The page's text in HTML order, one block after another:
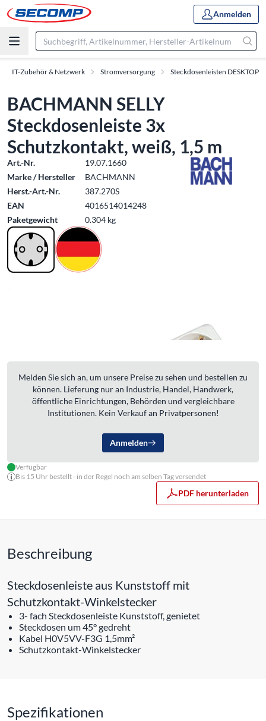
Anmelden
IT-Zubehör & Netzwerk Stromversorgung Steckdosenleisten DESKTOP
BACHMANN SELLY
Steckdosenleiste 3x
Schutzkontakt, weiß, 1,5 m
Art.-Nr.
19.07.1660
Marke / Hersteller
BACHMANN
Herst.-Art.-Nr.
387.270S
EAN
4016514014248
Paketgewicht
0.304 kg
Melden Sie sich an, um unsere Preise zu sehen und bestellen zu
können. Lieferung nur an Industrie, Handel, Handwerk,
öffentliche Einrichtungen, Behörden und vergleichbare
Institutionen. Kein Verkauf an Privatpersonen!
Anmelden
Verfügbar
Bis 15 Uhr bestellt - in der Regel noch am selben Tag versendet
PDF herunterladen
Beschreibung
Steckdosenleiste aus Kunststoff mit
Schutzkontakt-Winkelstecker
3- fach Steckdosenleiste Kunststoff, genietet
Steckdosen um 45° gedreht
Kabel H0V5VV-F3G 1,5mm²
Schutzkontakt-Winkelstecker
Spezifikationen